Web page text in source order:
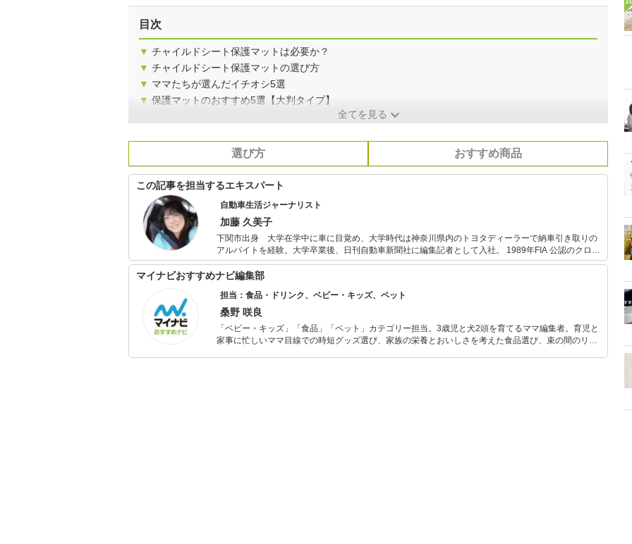
目次
▼ チャイルドシート保護マットは必要か？
▼ チャイルドシート保護マットの選び方
▼ ママたちが選んだイチオシ5選
▼ 保護マットのおすすめ5選【大判タイプ】
全てを見る
選び方 おすすめ商品
この記事を担当するエキスパート
自動車生活ジャーナリスト
加藤 久美子
下関市出身 大学在学中に車に目覚め、大学時代は神奈川県内のトヨタディーラーで納車引き取りの
アルバイトを経験。大学卒業後、日刊自動車新聞社に編集記者として入社。 1989年FIA 公認のクロス
カントリーラリー「オーストラリアン・サファリ」に出場。 1995年会社を辞めてフリーランスの道
へ。 1999-2000日本カー・オブ・ザ・イヤー選考委員。 2000年に第一子出産後、妊婦のシートベル
している。 月刊誌『MONOQLO』（晋遊舎）、All About、citrus、オートックワン、乗りものニュー
ス、くるまのニュース、JAFMATEなどに自動車生活関連（運転マナー、車の税金、維持費、メンテナ
ンス、カスタム、海外車事情など）の記事を年間300本以上寄稿している。 また、（一財）日本交通
安全教育普及協会公認チャイルドシート指導員としてチャイルドシートの正しい装着や子連れドライ
ブの楽しみ方と危険回避に関する講演、啓発活動なども積極的に行っている。
マイナビおすすめナビ編集部
担当：食品・ドリンク、ベビー・キッズ、ペット
桑野 咲良
「ベビー・キッズ」「食品」「ペット」カテゴリー担当。3歳児と犬2頭を育てるママ編集者。育児と
家事に忙しいママ目線での時短グッズ選び、家族の栄養とおいしさを考えた食品選び、束の間のリラ